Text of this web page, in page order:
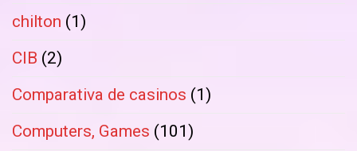
chilton (1)
CIB (2)
Comparativa de casinos (1)
Computers, Games (101)